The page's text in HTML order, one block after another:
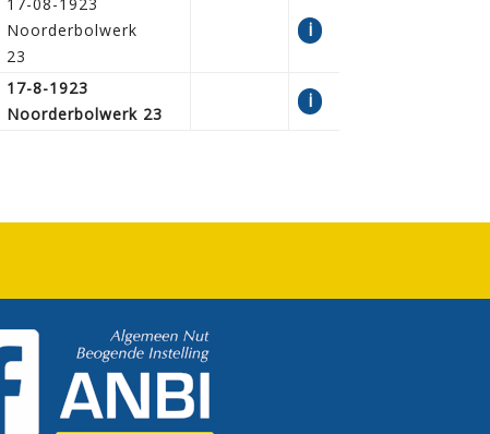
Noorderbolwerk
23
i
17-8-1923
Noorderbolwerk 23
i